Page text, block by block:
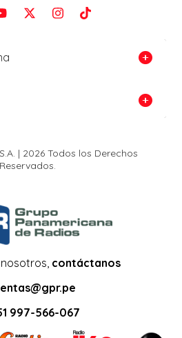
| 2026 Todos los Derechos
Reservados.
contáctanos
997-566-067